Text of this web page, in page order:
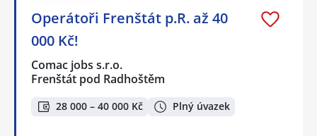
Operátoři Frenštát p.R. až 40
000 Kč!
Comac jobs s.r.o.
Frenštát pod Radhoštěm
28 000 – 40 000 Kč Plný úvazek